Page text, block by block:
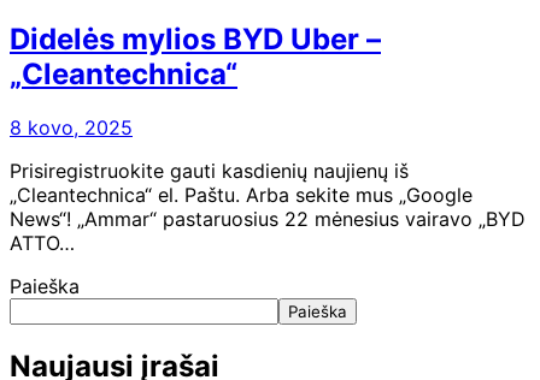
Didelės mylios BYD Uber –
„Cleantechnica“
8 kovo, 2025
Prisiregistruokite gauti kasdienių naujienų iš
„Cleantechnica“ el. Paštu. Arba sekite mus „Google
News“! „Ammar“ pastaruosius 22 mėnesius vairavo „BYD
ATTO…
Paieška
Paieška
Naujausi įrašai